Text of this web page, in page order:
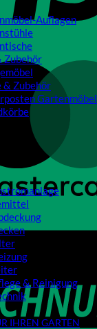
Auflagen
Zubehör
& Zubehör
Gartenmöbel
& Reinigung
IHREN GARTEN